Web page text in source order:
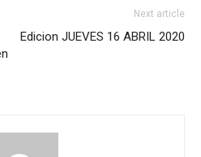
Next article
Edicion JUEVES 16 ABRIL 2020